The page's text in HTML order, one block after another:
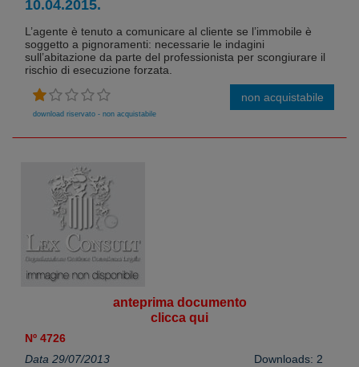
10.04.2015.
L’agente è tenuto a comunicare al cliente se l’immobile è
soggetto a pignoramenti: necessarie le indagini
sull’abitazione da parte del professionista per scongiurare il
rischio di esecuzione forzata.
download riservato - non acquistabile
non acquistabile
anteprima documento
clicca qui
Nº 4726
Data 29/07/2013
Downloads: 2